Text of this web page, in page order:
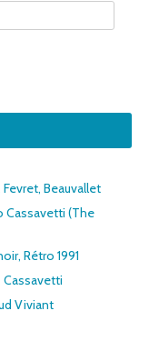
Beauvallet
Cassavetti (The
Rétro 1991
Cassavetti
Viviant